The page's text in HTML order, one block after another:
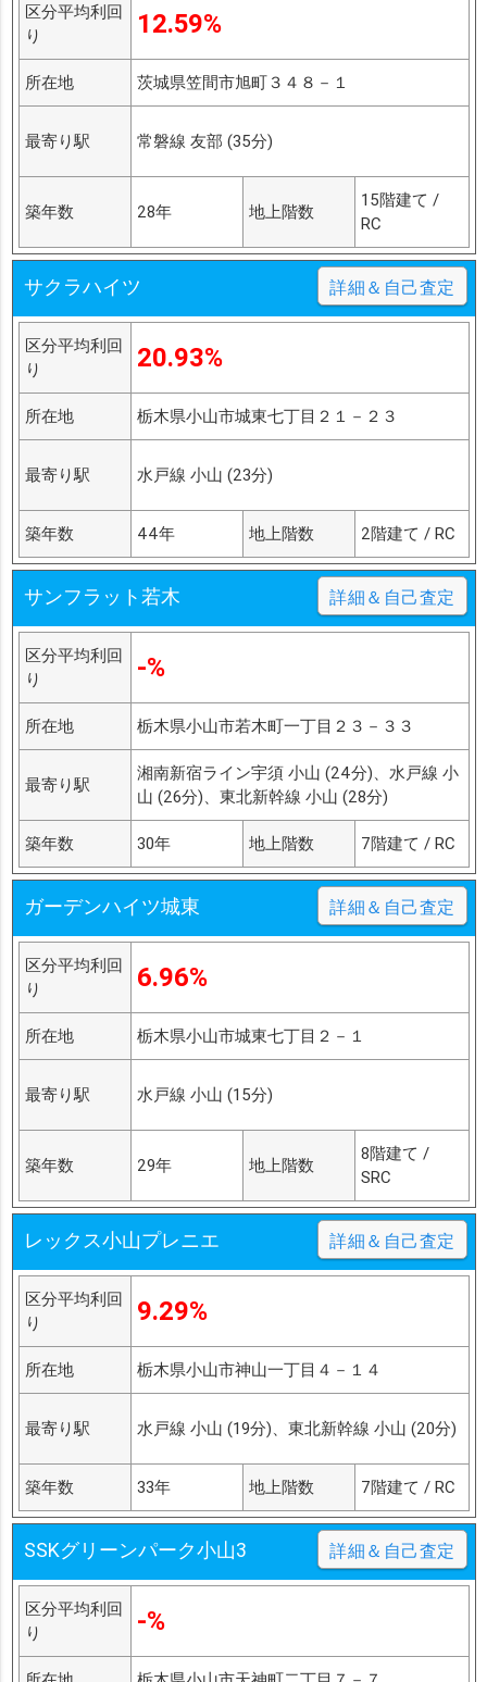
区分平均利回
り
12.59%
所在地 茨城県笠間市旭町３４８－１
最寄り駅 常磐線 友部 (35分)
築年数 28年 地上階数
15階建て /
RC
サクラハイツ 詳細＆自己査定
区分平均利回
り
20.93%
所在地 栃木県小山市城東七丁目２１－２３
最寄り駅 水戸線 小山 (23分)
築年数 44年 地上階数 2階建て / RC
サンフラット若木 詳細＆自己査定
区分平均利回
り
-%
所在地 栃木県小山市若木町一丁目２３－３３
最寄り駅
湘南新宿ライン宇須 小山 (24分)、水戸線 小
山 (26分)、東北新幹線 小山 (28分)
築年数 30年 地上階数 7階建て / RC
ガーデンハイツ城東 詳細＆自己査定
区分平均利回
り
6.96%
所在地 栃木県小山市城東七丁目２－１
最寄り駅 水戸線 小山 (15分)
築年数 29年 地上階数
8階建て /
SRC
レックス小山プレニエ 詳細＆自己査定
区分平均利回
り
9.29%
所在地 栃木県小山市神山一丁目４－１４
最寄り駅 水戸線 小山 (19分)、東北新幹線 小山 (20分)
築年数 33年 地上階数 7階建て / RC
SSKグリーンパーク小山3 詳細＆自己査定
区分平均利回
り
-%